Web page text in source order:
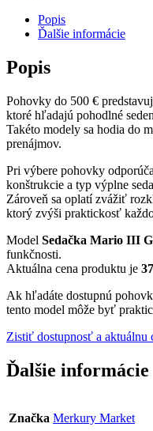
Popis
Ďalšie informácie
Popis
Pohovky do 500 €
ktoré hľadajú pohodlné
Takéto modely sa hodia do
prenájmov.
Pri výbere pohovky
konštrukcie a typ výplne
Zároveň sa oplatí zvážiť
ktorý zvýši praktickosť
Model Sedačka Mario III
funkčnosti.
Aktuálna cena produktu je
Ak hľadáte dostupnú
tento model môže byť
Zistiť dostupnosť a aktuálnu
Ďalšie informácie
Značka Merkury Market